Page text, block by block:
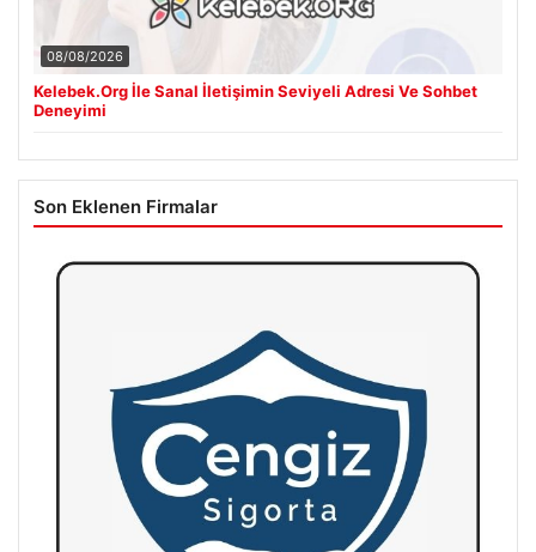
08/08/2026
Kelebek.Org İle Sanal İletişimin Seviyeli Adresi Ve Sohbet
Deneyimi
Son Eklenen Firmalar